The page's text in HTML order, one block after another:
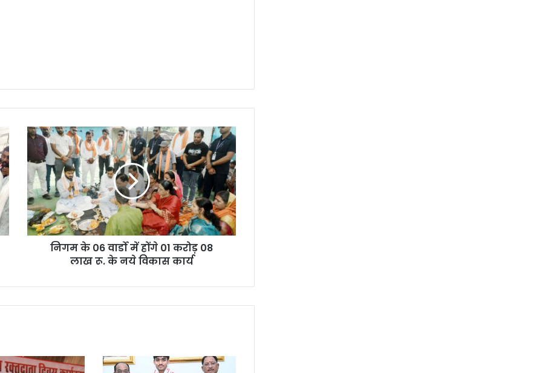
निगम के 06 वार्डो में होंगे 01 करोड़ 08
लाख रू. के नये विकास कार्य